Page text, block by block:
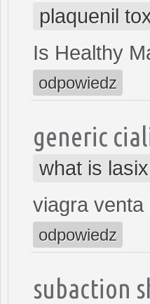
plaquenil
Is Healthy
odpowiedz
generic
what is
viagra venta
odpowiedz
subaction